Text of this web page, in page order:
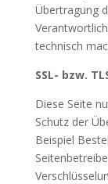
Übertragung
technisch
SSL- bzw.
Diese Seite
Schutz der
Beispiel